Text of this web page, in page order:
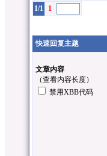
1/1 1
快速回复主题
文章内容
（查看内容长度）
禁用XBB代码